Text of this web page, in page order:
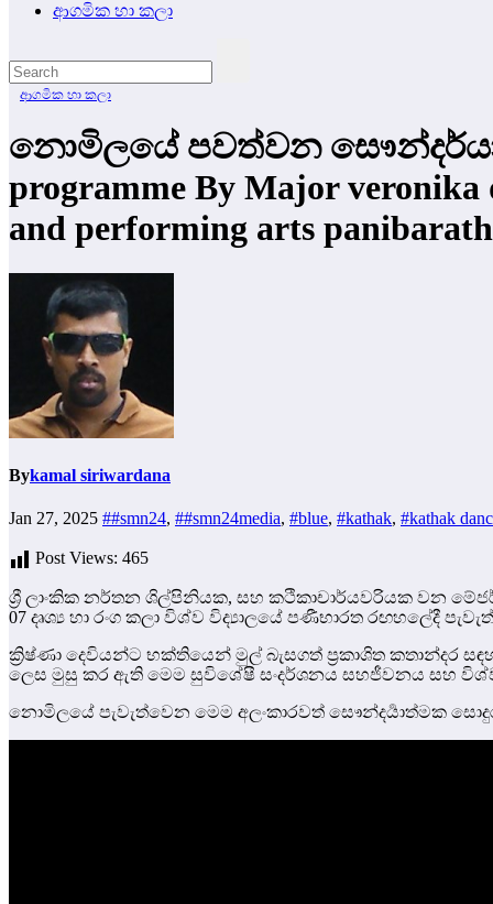
ආගමික හා කලා
ආගමික හා කලා
නොමිලයේ පවත්වන
programme By Major veronika
and performing arts
Bykamal siriwardana
Jan 27, 2025 ##smn24, ##smn24media, #blue, #kathak, #kathak
Post Views: 465
ශ්‍රී ලාංකික නර්තන ශිල්පිනියක, සහ කථිකාචාර්යවරියක වන
07 දෘශ්‍ය හා රංග කලා විශ්ව විද්‍යාලයේ පණීභාරත රඟහලේදී
ක්‍රිෂ්ණා දෙවියන්ට භක්තියෙන් මුල් බැසගත් ප්‍රකාශිත කතාන්දර
ලෙස මුසු කර ඇති මෙම සුවිශේෂී සංදර්ශනය සහජීවනය සහ
නොමිලයේ පැවැත්වෙන මෙම අලංකාරවත් සෞන්දර්‍යාත්මක